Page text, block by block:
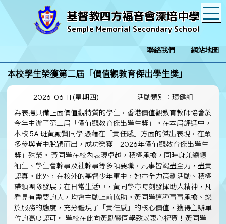
基督教四方福音會深培中學
Semple Memorial Secondary School
聯絡我們 網站地圖
本校學生榮獲第二屆「價值觀教育傑出學生獎」
2026-06-11 (星期四)
活動類別：環健組
為表揚具備正面價值觀特質的學生，香港價值觀教育教師協會於
今年主辦了第二屆「價值觀教育傑出學生獎」。在本屆評選中，
本校 5A 班黃勵賢同學 憑藉在「責任感」方面的傑出表現，在眾
多參與者中脫穎而出，成功榮獲「2026年價值觀教育傑出學生
獎」殊榮。 黃同學在校內表現卓越，積極承擔，同時身兼總領
袖生、學生會幹事及社幹事等多項要職，凡事皆竭盡全力，盡責
認真。此外，在校外的基督少年軍中，她亦全力策劃活動、積極
帶領團隊發展；在日常生活中，黃同學亦時刻發揮助人精神，凡
看見有需要的人，均會主動上前協助。黃同學這種事事承擔、樂
於服務的態度，充分體現了「責任感」的核心價值，獲得主辦單
位的高度認可。 學校在此向黃勵賢同學致以衷心祝賀！黃同學